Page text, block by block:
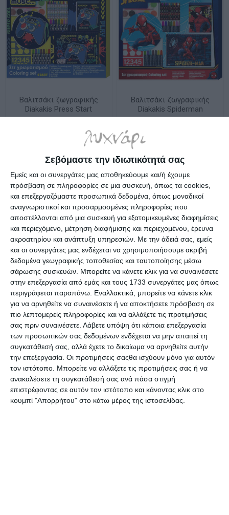
Σεβόμαστε την ιδιωτικότητά σας
Εμείς και οι συνεργάτες μας αποθηκεύουμε και/ή έχουμε
πρόσβαση σε πληροφορίες σε μια συσκευή, όπως τα cookies,
και επεξεργαζόμαστε προσωπικά δεδομένα, όπως μοναδικοί
αναγνωριστικοί και προσαρμοσμένες πληροφορίες που
αποστέλλονται από μια συσκευή για εξατομικευμένες διαφημίσεις
και περιεχόμενο, μέτρηση διαφήμισης και περιεχομένου, έρευνα
ακροατηρίου και ανάπτυξη υπηρεσιών. Με την άδειά σας, εμείς
και οι συνεργάτες μας ενδέχεται να χρησιμοποιήσουμε ακριβή
δεδομένα γεωγραφικής τοποθεσίας και ταυτοποίησης μέσω
σάρωσης συσκευών. Μπορείτε να κάνετε κλικ για να συναινέσετε
στην επεξεργασία από εμάς και τους 1733 συνεργάτες μας όπως
περιγράφεται παραπάνω. Εναλλακτικά, μπορείτε να κάνετε κλικ
για να αρνηθείτε να συναινέσετε ή να αποκτήσετε πρόσβαση σε
πιο λεπτομερείς πληροφορίες και να αλλάξετε τις προτιμήσεις
σας πριν συναινέσετε. Λάβετε υπόψη ότι κάποια επεξεργασία
των προσωπικών σας δεδομένων ενδέχεται να μην απαιτεί τη
συγκατάθεσή σας, αλλά έχετε το δικαίωμα να αρνηθείτε αυτήν
την επεξεργασία. Οι προτιμήσεις σαςθα ισχύουν μόνο για αυτόν
τον ιστότοπο. Μπορείτε να αλλάξετε τις προτιμήσεις σας ή να
ανακαλέσετε τη συγκατάθεσή σας ανά πάσα στιγμή
επιστρέφοντας σε αυτόν τον ιστότοπο και κάνοντας κλικ στο
κουμπί "Απορρήτου" στο κάτω μέρος της ιστοσελίδας.
Βαλιτσάκι ζωγραφικής
Diakakis Press Start
54x47cm. 000586001
Βαλιτσάκι ζωγραφικής
Diakakis Spiderman
54x47cm. 000508424
Κασετίνα Pocket Plus
Winsor & Newton Cotman
με 12 Πλακάκια
Ακουαρέλας & Πινέλο
Κατόπιν παραγγελίας
24,49€
Νερομπογές Giotto με
πινέλο 12τεμ. 351200
Διαθέσιμο
2,69€